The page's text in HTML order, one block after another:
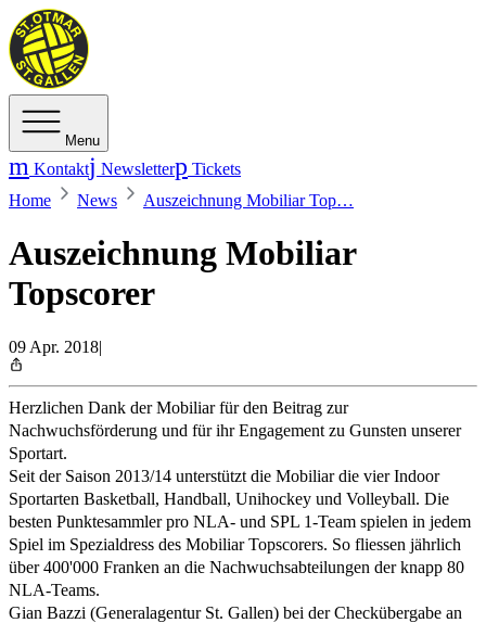
Menu
Kontakt Newsletter
Tickets
Home
News Auszeichnung Mobiliar Top…
Auszeichnung Mobiliar
Topscorer
09 Apr. 2018|
Herzlichen Dank der Mobiliar für den Beitrag zur
Nachwuchsförderung und für ihr Engagement zu Gunsten unserer
Sportart.
Seit der Saison 2013/14 unterstützt die Mobiliar die vier Indoor
Sportarten Basketball, Handball, Unihockey und Volleyball. Die
besten Punktesammler pro NLA- und SPL 1-Team spielen in jedem
Spiel im Spezialdress des Mobiliar Topscorers. So fliessen jährlich
über 400'000 Franken an die Nachwuchsabteilungen der knapp 80
NLA-Teams.
Gian Bazzi (Generalagentur St. Gallen) bei der Checkübergabe an